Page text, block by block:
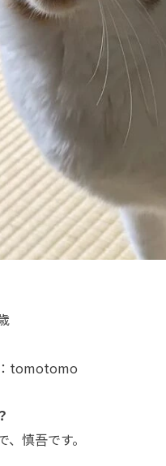
tomotomo
慎吾です。